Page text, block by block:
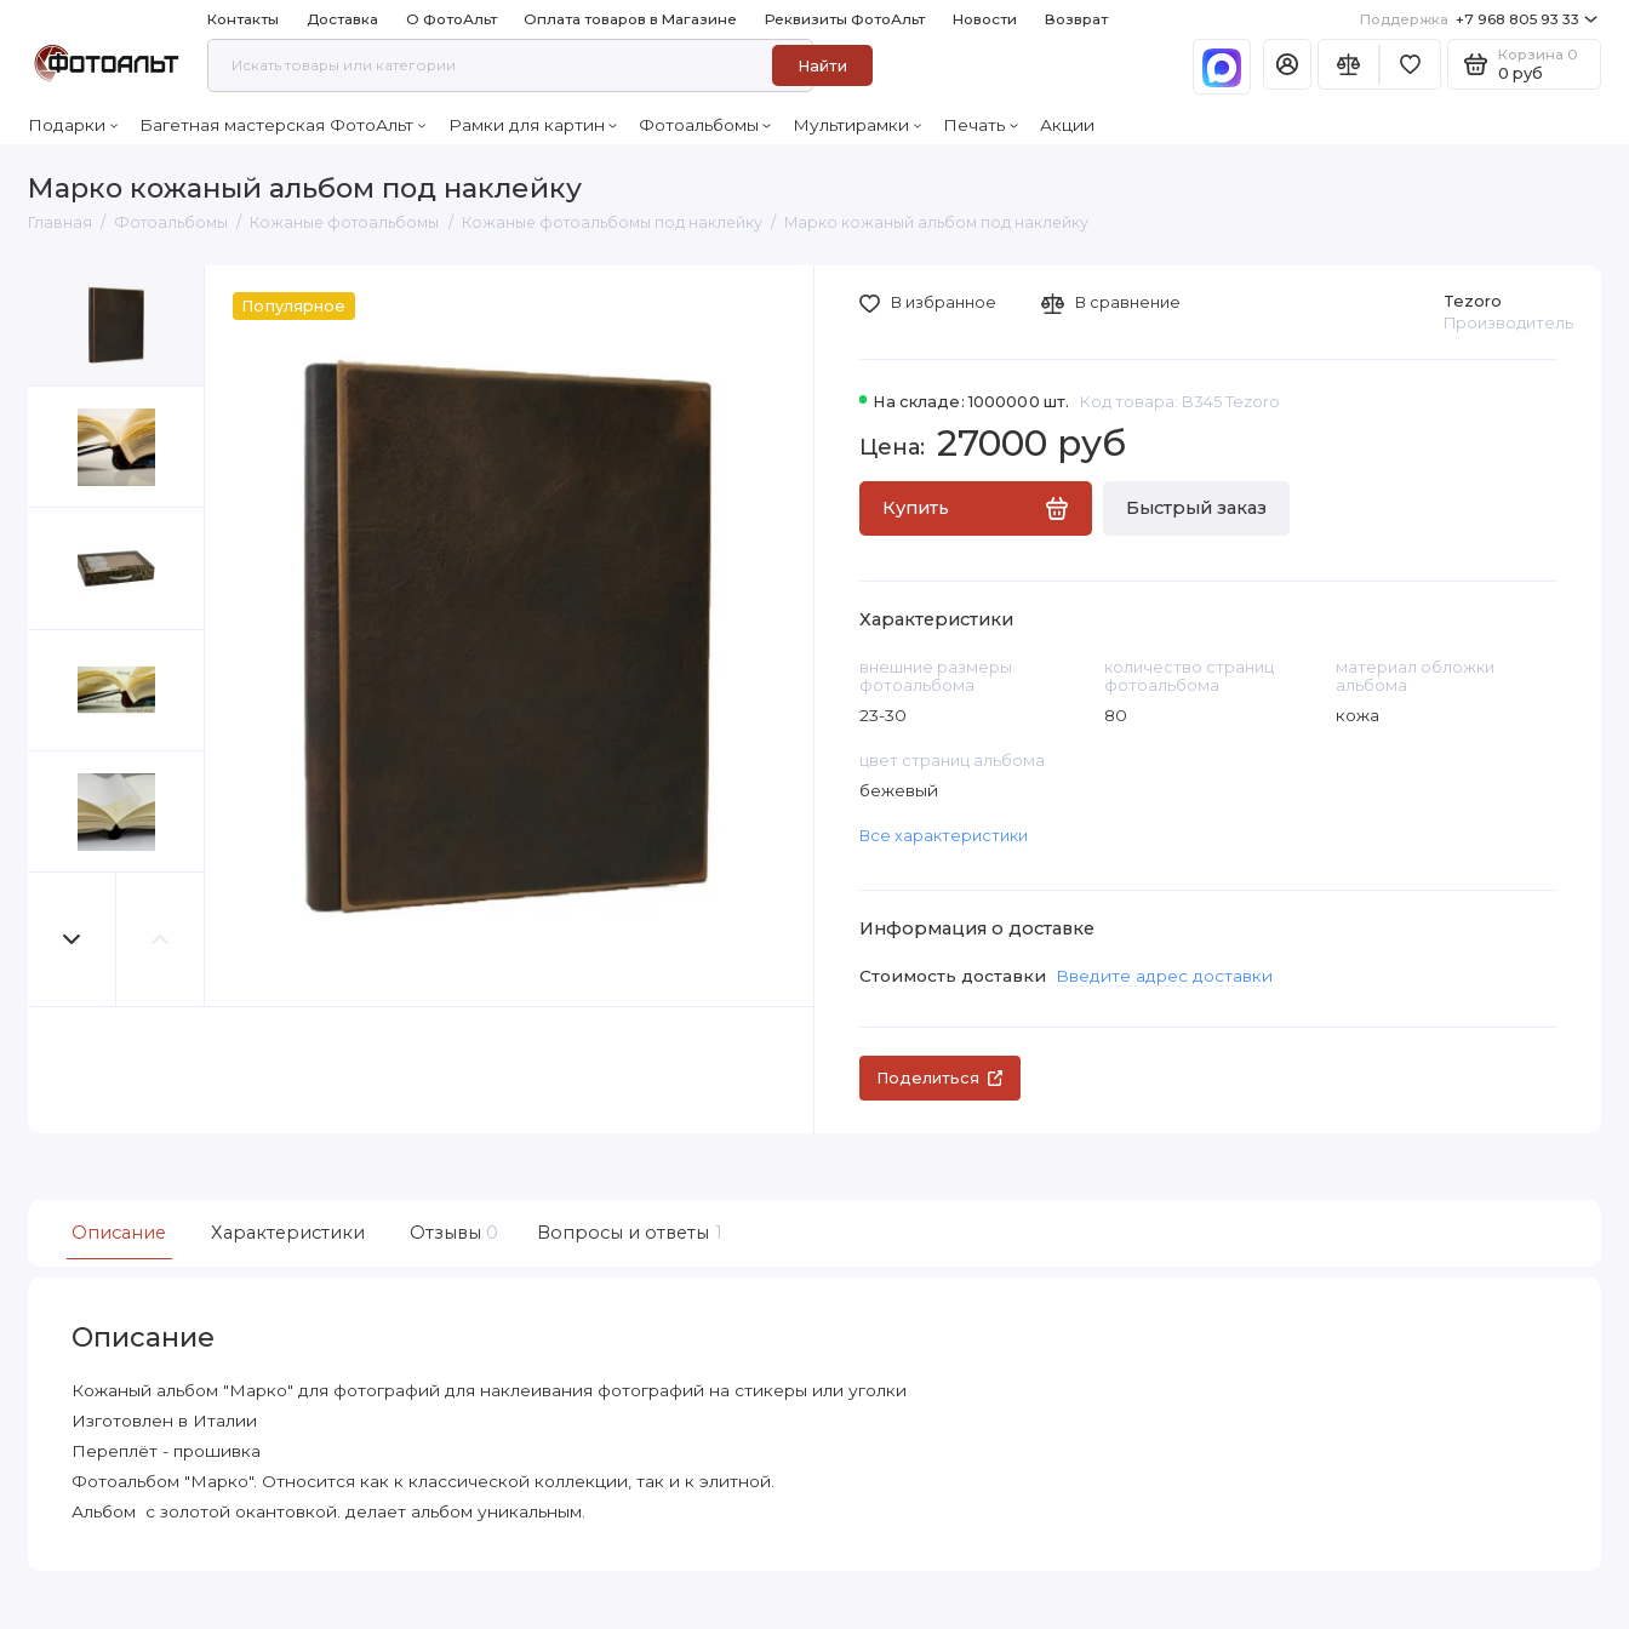
Контакты Доставка О ФотоАльт Оплата товаров в Магазине Реквизиты ФотоАльт Новости Возврат Поддержка +7 968 805 93 33
Найти
Корзина 0
0 руб
Подарки Багетная мастерская ФотоАльт Рамки для картин Фотоальбомы Мультирамки Печать Акции
Марко кожаный альбом под наклейку
Главная Фотоальбомы Кожаные фотоальбомы Кожаные фотоальбомы под наклейку Марко кожаный альбом под наклейку
Популярное
На складе: 1000000 шт. Код товара: B345 Tezoro
Tezoro
Производитель
27000 руб
Купить Быстрый заказ
В избранное В сравнение
Характеристики
внешние размеры
фотоальбома
23-30
количество страниц
фотоальбома
80
материал обложки
альбома
кожа
цвет страниц альбома
бежевый
Все характеристики
Информация о доставке
Стоимость доставки Введите адрес доставки
Поделиться
Описание Характеристики Отзывы 0 Вопросы и ответы 1
Описание
Кожаный альбом "Марко" для фотографий для наклеивания фотографий на стикеры или уголки
Изготовлен в Италии
Переплёт - прошивка
Фотоальбом "Марко". Относится как к классической коллекции, так и к элитной.
Альбом с золотой окантовкой. делает альбом уникальным.